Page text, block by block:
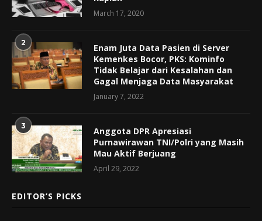
March 17, 2020
2
Enam Juta Data Pasien di Server
Kemenkes Bocor, PKS: Kominfo
Tidak Belajar dari Kesalahan dan
Gagal Menjaga Data Masyarakat
January 7, 2022
3
Anggota DPR Apresiasi
Purnawirawan TNI/Polri yang Masih
Mau Aktif Berjuang
April 29, 2022
EDITOR’S PICKS